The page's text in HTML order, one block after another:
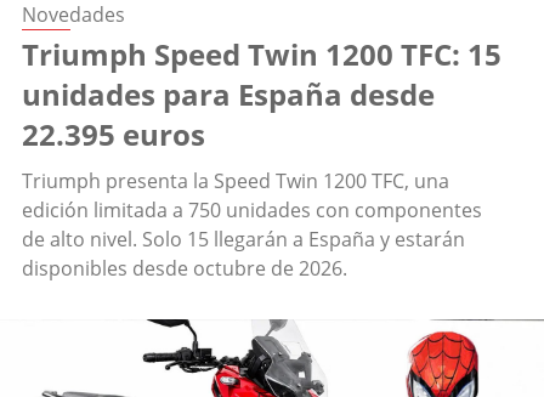
Novedades
Triumph Speed Twin 1200 TFC: 15
unidades para España desde
22.395 euros
Triumph presenta la Speed Twin 1200 TFC, una
edición limitada a 750 unidades con componentes
de alto nivel. Solo 15 llegarán a España y estarán
disponibles desde octubre de 2026.